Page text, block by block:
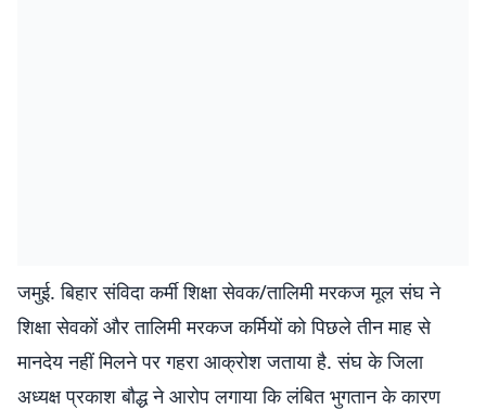
जमुई. बिहार संविदा कर्मी शिक्षा सेवक/तालिमी मरकज मूल संघ ने
शिक्षा सेवकों और तालिमी मरकज कर्मियों को पिछले तीन माह से
मानदेय नहीं मिलने पर गहरा आक्रोश जताया है. संघ के जिला
अध्यक्ष प्रकाश बौद्ध ने आरोप लगाया कि लंबित भुगतान के कारण